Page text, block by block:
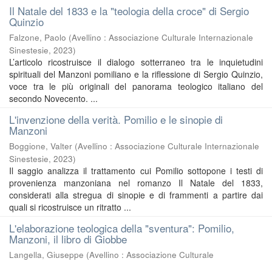
Il Natale del 1833 e la "teologia della croce" di Sergio
Quinzio
Falzone, Paolo (Avellino : Associazione Culturale Internazionale
Sinestesie, 2023)
L’articolo ricostruisce il dialogo sotterraneo tra le inquietudini
spirituali del Manzoni pomiliano e la riflessione di Sergio Quinzio,
voce tra le più originali del panorama teologico italiano del
secondo Novecento. ...
L'invenzione della verità. Pomilio e le sinopie di
Manzoni
Boggione, Valter (Avellino : Associazione Culturale Internazionale
Sinestesie, 2023)
Il saggio analizza il trattamento cui Pomilio sottopone i testi di
provenienza manzoniana nel romanzo Il Natale del 1833,
considerati alla stregua di sinopie e di frammenti a partire dai
quali si ricostruisce un ritratto ...
L'elaborazione teologica della "sventura": Pomilio,
Manzoni, il libro di Giobbe
Langella, Giuseppe (Avellino : Associazione Culturale